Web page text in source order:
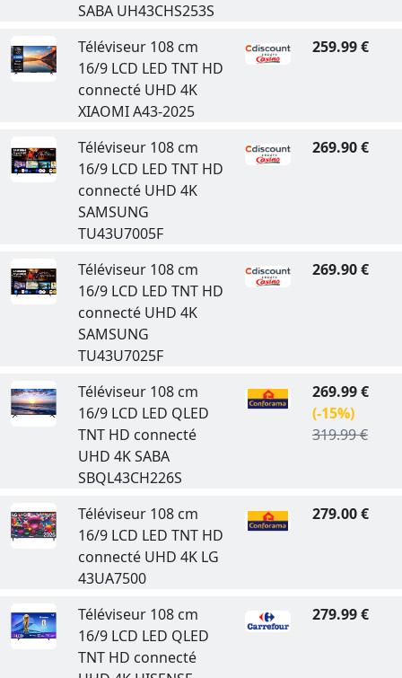
SABA UH43CHS253S
Téléviseur 108 cm
16/9 LCD LED TNT HD
connecté UHD 4K
XIAOMI A43-2025
259.99 €
Téléviseur 108 cm
16/9 LCD LED TNT HD
connecté UHD 4K
SAMSUNG
TU43U7005F
269.90 €
Téléviseur 108 cm
16/9 LCD LED TNT HD
connecté UHD 4K
SAMSUNG
TU43U7025F
269.90 €
Téléviseur 108 cm
16/9 LCD LED QLED
TNT HD connecté
UHD 4K SABA
SBQL43CH226S
269.99 €
(-15%)
319.99 €
Téléviseur 108 cm
16/9 LCD LED TNT HD
connecté UHD 4K LG
43UA7500
279.00 €
Téléviseur 108 cm
16/9 LCD LED QLED
TNT HD connecté
279.99 €